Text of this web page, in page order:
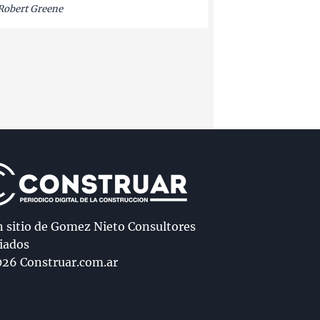
Greene
sitio de Gomez Nieto Consultores
Construar.com.ar